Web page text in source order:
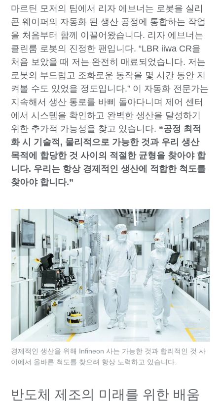
마르틴 모저의 팀에서 리자 에브너는 로봇을 실리
콘 웨이퍼의 자동화 된 생산 공정에 통합하는 작업
을 처음부터 함께 이끌어왔습니다. 리자 에브너는
클린룸 로봇의 진정한 팬입니다. “LBR iiwa CR을
처음 보았을 때 저는 완전히 매료되었습니다. 저는
로봇의 부드럽고 조화로운 동작을 몇 시간 동안 지
켜볼 수도 있었을 정도입니다.” 이 자동화 전문가는
지속해서 생산 통로를 바삐 돌아다니며 제어 센터
에서 시스템을 확인하고 완벽한 생산을 달성하기
위한 추가적 가능성을 찾고 있습니다. “공정 최적
화 시 기술적, 물리적으로 가능한 것과 우리 생산
목적에 합당한 것 사이의 적절한 균형을 찾아야 합
니다. 우리는 항상 경제적인 생산에 적합한 척도를
찾아야 합니다.”
경제적인 생산을 위해 Infineon 사는 가능한 것과 합리적인 것 사
이에서 올바른 척도를 찾으려 항상 노력하고 있습니다.
반도체 제조의 미래를 위한 배움